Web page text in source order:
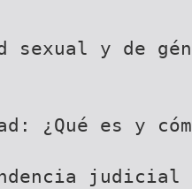
sexual y de
¿Qué es y
judicial